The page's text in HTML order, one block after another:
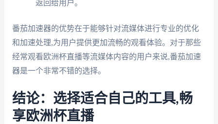
返回给用户。
番茄加速器的优势在于能够针对流媒体进行专业的优化
和加速处理,为用户提供更加流畅的观看体验。对于那些
经常观看欧洲杯直播等流媒体内容的用户来说,番茄加速
器是一个非常不错的选择。
结论：选择适合自己的工具,畅
享欧洲杯直播